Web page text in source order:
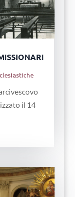
il 14